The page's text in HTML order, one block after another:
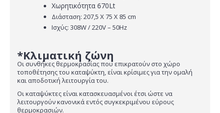
Χωρητικότητα 670Lt
Διάσταση: 207,5 Χ 75 Χ 85 cm
Ισχύς: 308W / 220V – 50Hz
*Κλιματική ζώνη
Οι συνθήκες θερμοκρασίας που επικρατούν στο χώρο
τοποθέτησης του καταψύκτη, είναι κρίσιμες για την ομαλή
και αποδοτική λειτουργία του.
Οι καταψύκτες είναι κατασκευασμένοι έτσι ώστε να
λειτουργούν κανονικά εντός συγκεκριμένου εύρους
θερμοκρασιών.